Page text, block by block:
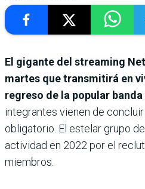
El gigante del streaming
martes que transmitirá en
regreso de la popular
integrantes vienen de
obligatorio. El estelar grupo
actividad en 2022 por el
miembros.